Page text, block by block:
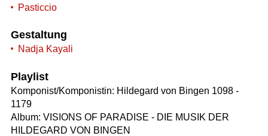
Pasticcio
Gestaltung
Nadja Kayali
Playlist
Komponist/Komponistin: Hildegard von Bingen 1098 -
1179
Album: VISIONS OF PARADISE - DIE MUSIK DER
HILDEGARD VON BINGEN